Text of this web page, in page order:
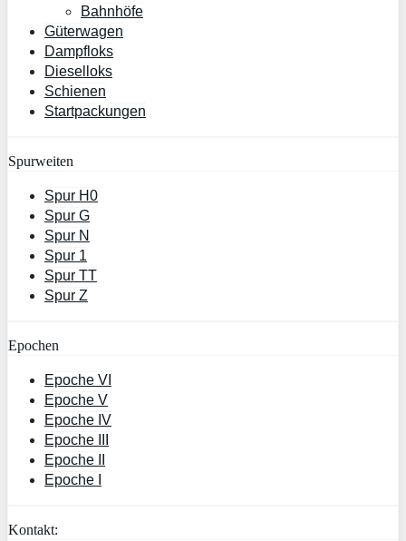
Bahnhöfe
Güterwagen
Dampfloks
Dieselloks
Schienen
Startpackungen
Spurweiten
Spur H0
Spur G
Spur N
Spur 1
Spur TT
Spur Z
Epochen
Epoche VI
Epoche V
Epoche IV
Epoche III
Epoche II
Epoche I
Kontakt: